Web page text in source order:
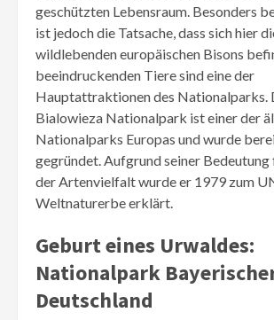
geschützten Lebensraum. Besonders
ist jedoch die Tatsache, dass sich hier
wildlebenden europäischen Bisons
beeindruckenden Tiere sind eine der
Hauptattraktionen des Nationalparks.
Bialowieza Nationalpark ist einer der
Nationalparks Europas und wurde
gegründet. Aufgrund seiner Bedeutung
der Artenvielfalt wurde er 1979 zum
Weltnaturerbe erklärt.
Geburt eines Urwaldes:
Nationalpark
Deutschland